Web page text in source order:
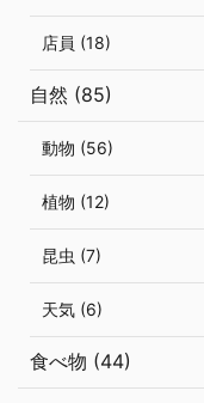
店員 (18)
自然 (85)
動物 (56)
植物 (12)
昆虫 (7)
天気 (6)
食べ物 (44)